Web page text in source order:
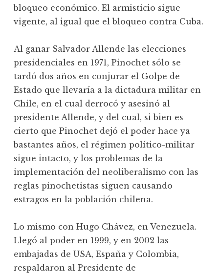
bloqueo económico. El armisticio sigue
vigente, al igual que el bloqueo contra Cuba.
Al ganar Salvador Allende las elecciones
presidenciales en 1971, Pinochet sólo se
tardó dos años en conjurar el Golpe de
Estado que llevaría a la dictadura militar en
Chile, en el cual derrocó y asesinó al
presidente Allende, y del cual, si bien es
cierto que Pinochet dejó el poder hace ya
bastantes años, el régimen político-militar
sigue intacto, y los problemas de la
implementación del neoliberalismo con las
reglas pinochetistas siguen causando
estragos en la población chilena.
Lo mismo con Hugo Chávez, en Venezuela.
Llegó al poder en 1999, y en 2002 las
embajadas de USA, España y Colombia,
respaldaron al Presidente de